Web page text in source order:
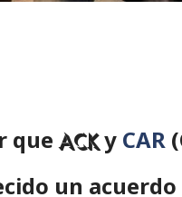
queACKy CAR
un